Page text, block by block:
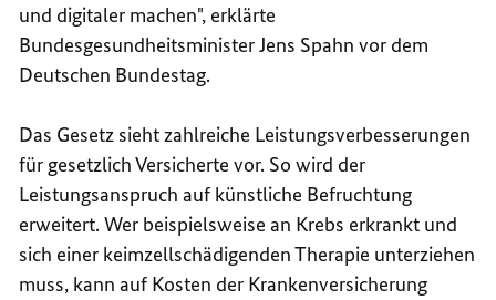
und digitaler machen", erklärte
Bundesgesundheitsminister Jens Spahn vor dem
Deutschen Bundestag.
Das Gesetz sieht zahlreiche Leistungsverbesserungen
für gesetzlich Versicherte vor. So wird der
Leistungsanspruch auf künstliche Befruchtung
erweitert. Wer beispielsweise an Krebs erkrankt und
sich einer keimzellschädigenden Therapie unterziehen
muss, kann auf Kosten der Krankenversicherung